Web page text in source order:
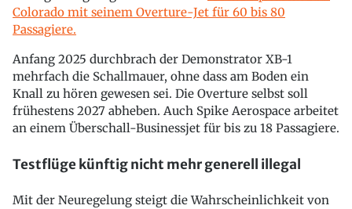
Colorado mit seinem Overture-Jet für 60 bis 80
Passagiere.
Anfang 2025 durchbrach der Demonstrator XB-1
mehrfach die Schallmauer, ohne dass am Boden ein
Knall zu hören gewesen sei. Die Overture selbst soll
frühestens 2027 abheben. Auch Spike Aerospace arbeitet
an einem Überschall-Businessjet für bis zu 18 Passagiere.
Testflüge künftig nicht mehr generell illegal
Mit der Neuregelung steigt die Wahrscheinlichkeit von